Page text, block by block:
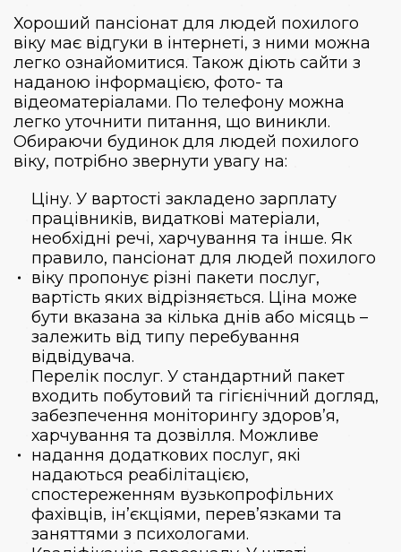
Хороший пансіонат для людей похилого
віку має відгуки в інтернеті, з ними можна
легко ознайомитися. Також діють сайти з
наданою інформацією, фото- та
відеоматеріалами. По телефону можна
легко уточнити питання, що виникли.
Обираючи будинок для людей похилого
віку, потрібно звернути увагу на:
Ціну. У вартості закладено зарплату
працівників, видаткові матеріали,
необхідні речі, харчування та інше. Як
правило, пансіонат для людей похилого
віку пропонує різні пакети послуг,
вартість яких відрізняється. Ціна може
бути вказана за кілька днів або місяць –
залежить від типу перебування
відвідувача.
Перелік послуг. У стандартний пакет
входить побутовий та гігієнічний догляд,
забезпечення моніторингу здоров’я,
харчування та дозвілля. Можливе
надання додаткових послуг, які
надаються реабілітацією,
спостереженням вузькопрофільних
фахівців, ін’єкціями, перев’язками та
заняттями з психологами.